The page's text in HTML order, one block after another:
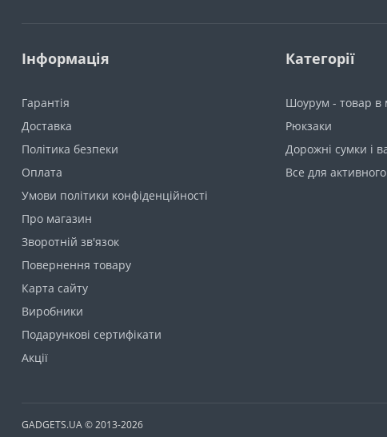
Інформація
Гарантія
Доставка
Політика безпеки
Оплата
Умови політики конфіденційності
Про магазин
Зворотній зв'язок
Повернення товару
Карта сайту
Виробники
Подарункові сертифікати
Акції
Категорії
Шоурум - товар в
Рюкзаки
Дорожні сумки і
Все для
GADGETS.UA © 2013-2026